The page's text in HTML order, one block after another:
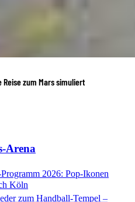
Reise zum Mars simuliert
Arena
2026: Pop-Ikonen
Köln
zum Handball-Tempel –